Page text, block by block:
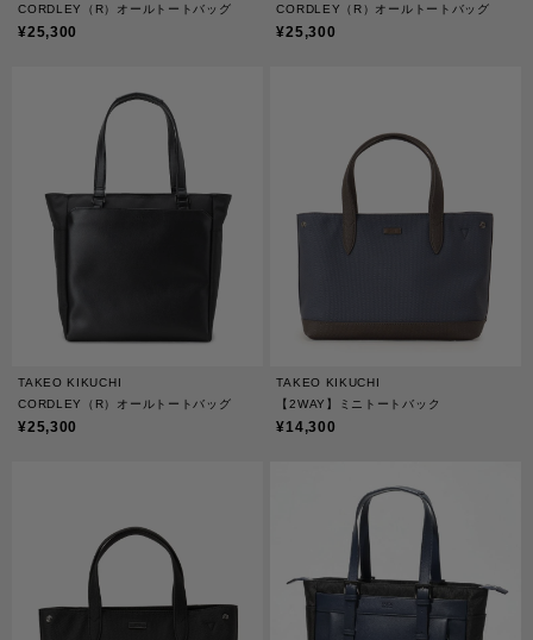
CORDLEY（R）オールトートバッグ
¥25,300
CORDLEY（R）オールトートバッグ
¥25,300
TAKEO KIKUCHI
CORDLEY（R）オールトートバッグ
¥25,300
TAKEO KIKUCHI
【2WAY】ミニトートバック
¥14,300